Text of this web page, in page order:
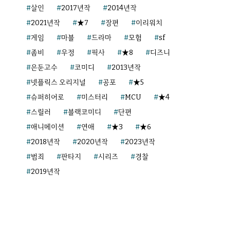
살인
2017년작
2014년작
2021년작
★7 장편
이리워치
게임
마블 드라마 모험
sf
좀비
우정 픽사 ★8
디즈니
은둔고수
코미디
2013년작
넷플릭스 오리지널
공포
★5
슈퍼히어로
미스터리 MCU
★4
스릴러
블랙코미디
단편
애니메이션
연애 ★3
★6
2018년작
2020년작
2023년작
범죄
판타지 시리즈
경찰
2019년작